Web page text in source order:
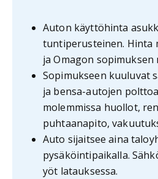
Auton käyttöhinta
tuntiperusteinen. Hinta
ja Omagon sopimuksen
Sopimukseen kuuluvat
ja bensa-autojen
molemmissa huollot,
puhtaanapito,
Auto sijaitsee aina
pysäköintipaikalla.
yöt latauksessa.